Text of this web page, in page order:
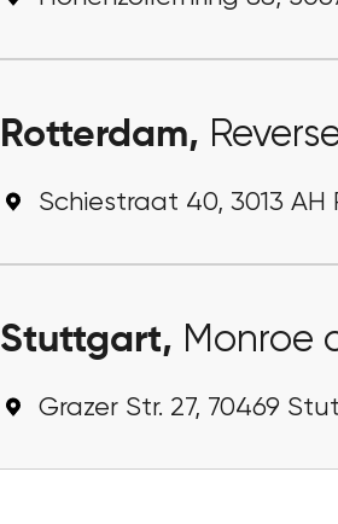
Rotterdam,
Schiestraat 40, 3013
Stuttgart, Monroe
Grazer Str. 27, 70469